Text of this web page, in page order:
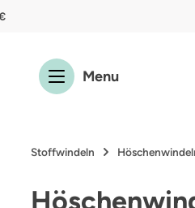
Hauptinhalt springen
Zur Suche springen
Menu
Stoffwindeln